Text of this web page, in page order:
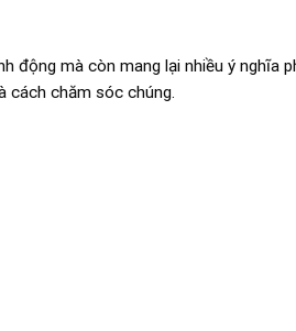
động mà còn mang lại nhiều ý nghĩa
cách chăm sóc chúng.